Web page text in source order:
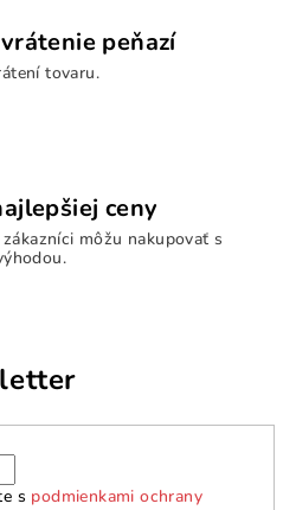
peňazí
tovaru.
ceny
môžu nakupovať s
s podmienkami ochrany